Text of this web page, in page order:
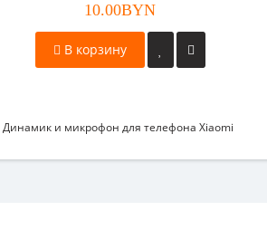
10.00BYN
В корзину
Динамик и микрофон для телефона Xiaomi